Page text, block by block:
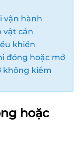
vận hành
vật cản
khiển
đóng hoặc mở
không kiểm
hoặc